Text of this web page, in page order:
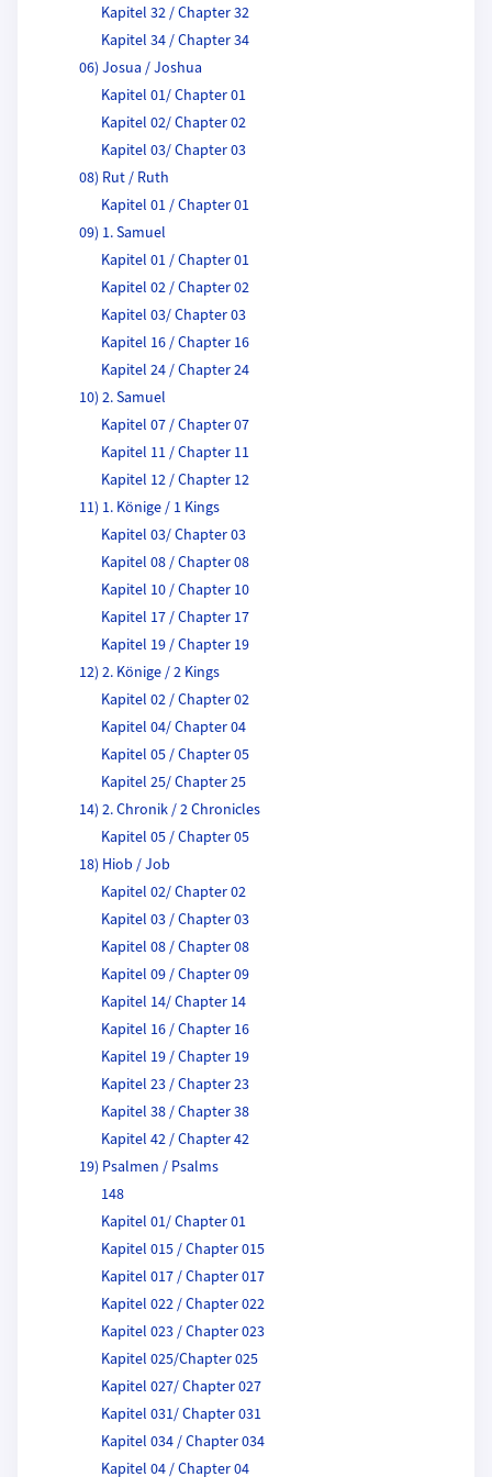
Kapitel 32 / Chapter 32
Kapitel 34 / Chapter 34
06) Josua / Joshua
Kapitel 01/ Chapter 01
Kapitel 02/ Chapter 02
Kapitel 03/ Chapter 03
08) Rut / Ruth
Kapitel 01 / Chapter 01
09) 1. Samuel
Kapitel 01 / Chapter 01
Kapitel 02 / Chapter 02
Kapitel 03/ Chapter 03
Kapitel 16 / Chapter 16
Kapitel 24 / Chapter 24
10) 2. Samuel
Kapitel 07 / Chapter 07
Kapitel 11 / Chapter 11
Kapitel 12 / Chapter 12
11) 1. Könige / 1 Kings
Kapitel 03/ Chapter 03
Kapitel 08 / Chapter 08
Kapitel 10 / Chapter 10
Kapitel 17 / Chapter 17
Kapitel 19 / Chapter 19
12) 2. Könige / 2 Kings
Kapitel 02 / Chapter 02
Kapitel 04/ Chapter 04
Kapitel 05 / Chapter 05
Kapitel 25/ Chapter 25
14) 2. Chronik / 2 Chronicles
Kapitel 05 / Chapter 05
18) Hiob / Job
Kapitel 02/ Chapter 02
Kapitel 03 / Chapter 03
Kapitel 08 / Chapter 08
Kapitel 09 / Chapter 09
Kapitel 14/ Chapter 14
Kapitel 16 / Chapter 16
Kapitel 19 / Chapter 19
Kapitel 23 / Chapter 23
Kapitel 38 / Chapter 38
Kapitel 42 / Chapter 42
19) Psalmen / Psalms
148
Kapitel 01/ Chapter 01
Kapitel 015 / Chapter 015
Kapitel 017 / Chapter 017
Kapitel 022 / Chapter 022
Kapitel 023 / Chapter 023
Kapitel 025/Chapter 025
Kapitel 027/ Chapter 027
Kapitel 031/ Chapter 031
Kapitel 034 / Chapter 034
Kapitel 04 / Chapter 04